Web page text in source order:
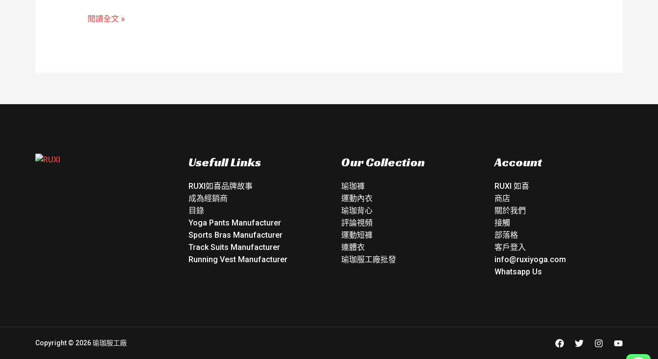
天
造
閱讀全文 »
Usefull Links
RUXI如喜品牌故事
成為經銷商
目錄
Yoga Pants Manufacturer
Sports Bras Manufacturer
Track Suits Manufacturer
Running Vest Manufacturer
Our Collection
瑜珈褲
運動內衣
瑜珈背心
評論視頻
運動短褲
連體衣
瑜珈服工廠批發
Account
RUXI 如喜
商店
關於我們
接觸
部落格
客戶登入
info@ruxiyoga.com
Whatsapp Us
Copyright © 2026 瑜珈服工廠